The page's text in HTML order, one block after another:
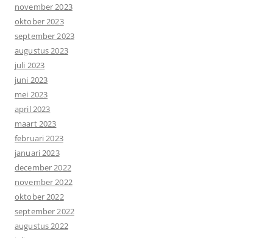
november 2023
oktober 2023
september 2023
augustus 2023
juli 2023
juni 2023
mei 2023
april 2023
maart 2023
februari 2023
januari 2023
december 2022
november 2022
oktober 2022
september 2022
augustus 2022